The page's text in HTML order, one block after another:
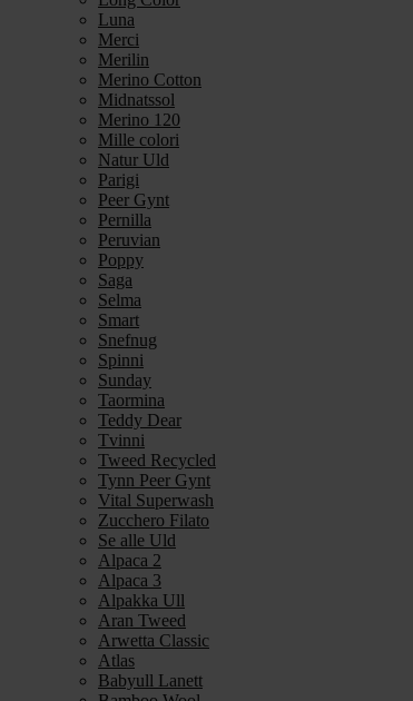
Luna
Merci
Merilin
Merino Cotton
Midnatssol
Merino 120
Mille colori
Natur Uld
Parigi
Peer Gynt
Pernilla
Peruvian
Poppy
Saga
Selma
Smart
Snefnug
Spinni
Sunday
Taormina
Teddy Dear
Tvinni
Tweed Recycled
Tynn Peer Gynt
Vital Superwash
Zucchero Filato
Se alle Uld
Alpaca 2
Alpaca 3
Alpakka Ull
Aran Tweed
Arwetta Classic
Atlas
Babyull Lanett